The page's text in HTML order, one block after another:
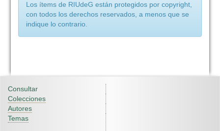
Los ítems de RIUdeG están protegidos por copyright,
con todos los derechos reservados, a menos que se
indique lo contrario.
Consultar
Colecciones
Autores
Temas